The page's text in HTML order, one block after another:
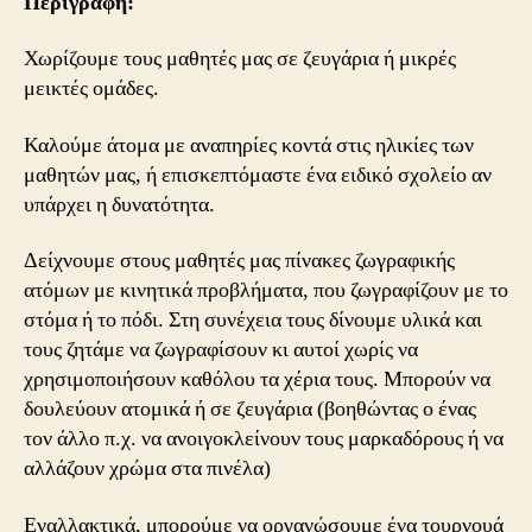
Χωρίζουμε τους μαθητές μας σε ζευγάρια ή μικρές
μεικτές ομάδες.
Καλούμε άτομα με αναπηρίες κοντά στις ηλικίες των
μαθητών μας, ή επισκεπτόμαστε ένα ειδικό σχολείο αν
υπάρχει η δυνατότητα.
Δείχνουμε στους μαθητές μας πίνακες ζωγραφικής
ατόμων με κινητικά προβλήματα, που ζωγραφίζουν με το
στόμα ή το πόδι. Στη συνέχεια τους δίνουμε υλικά και
τους ζητάμε να ζωγραφίσουν κι αυτοί χωρίς να
χρησιμοποιήσουν καθόλου τα χέρια τους. Μπορούν να
δουλεύουν ατομικά ή σε ζευγάρια (βοηθώντας ο ένας
τον άλλο π.χ. να ανοιγοκλείνουν τους μαρκαδόρους ή να
αλλάζουν χρώμα στα πινέλα)
Εναλλακτικά, μπορούμε να οργανώσουμε ένα τουρνουά